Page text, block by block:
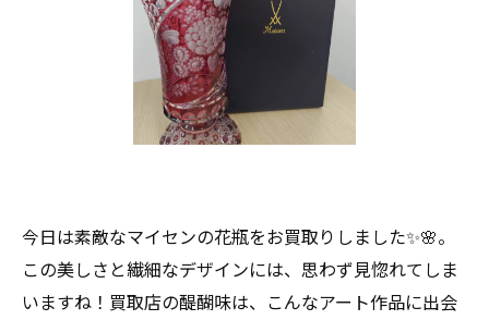
今日は素敵なマイセンの花瓶をお買取りしました✨🌸。
この美しさと繊細なデザインには、思わず見惚れてしま
いますね！買取店の醍醐味は、こんなアート作品に出会